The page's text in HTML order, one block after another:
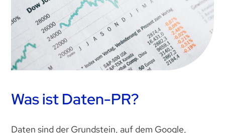
Was ist Daten-PR?
Daten sind der Grundstein, auf dem Google,